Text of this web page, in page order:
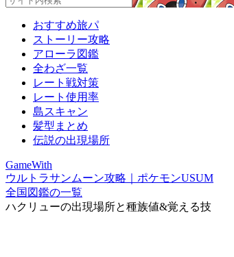
おすすめ旅パ
ストーリー攻略
アローラ図鑑
全わざ一覧
レート戦対策
レート使用率
島スキャン
髪型まとめ
伝説の出現場所
GameWith
ウルトラサンムーン攻略｜ポケモンUSUM
全国図鑑の一覧
ハクリューの出現場所と種族値&覚える技